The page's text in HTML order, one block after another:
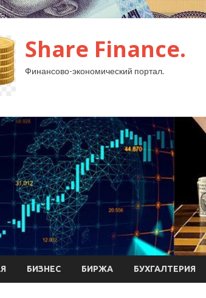
Share Finance.
Финансово-экономический портал.
БИЗНЕС БИРЖА БУХГАЛТЕРИЯ